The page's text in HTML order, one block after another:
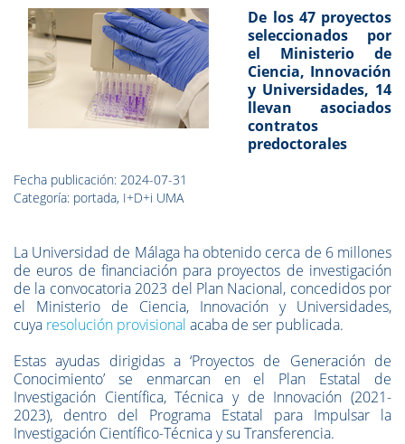
De los 47 proyectos
seleccionados por
el Ministerio de
Ciencia, Innovación
y Universidades, 14
llevan asociados
contratos
predoctorales
Fecha publicación: 2024-07-31
Categoría: portada, I+D+i UMA
La Universidad de Málaga ha obtenido cerca de 6 millones
de euros de financiación para proyectos de investigación
de la convocatoria 2023 del Plan Nacional, concedidos por
el Ministerio de Ciencia, Innovación y Universidades,
cuya resolución provisional acaba de ser publicada.
Estas ayudas dirigidas a ‘Proyectos de Generación de
Conocimiento’ se enmarcan en el Plan Estatal de
Investigación Científica, Técnica y de Innovación (2021-
2023), dentro del Programa Estatal para Impulsar la
Investigación Científico-Técnica y su Transferencia.